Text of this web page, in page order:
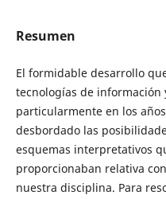
Resumen
El formidable desarrollo
tecnologías de información
particularmente en los
desbordado las
esquemas interpretativos
proporcionaban relativa
nuestra disciplina. Para